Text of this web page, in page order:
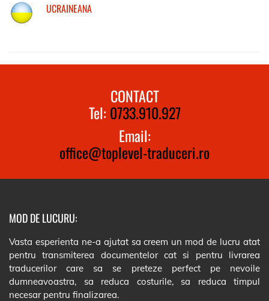
UCRAINEANA
CONTACT
Tel: 0733.910.927
Email:
office@toplevel-traduceri.ro
MOD DE LUCURU:
Vasta esperienta ne-a ajutat sa creem un mod de lucru atat
pentru transmiterea documentelor cat si pentru livrarea
traducerilor care sa se preteze perfect pe nevoile
dumneavoastra, sa reduca costurile, sa reduca timpul
necesar pentru finalizarea.